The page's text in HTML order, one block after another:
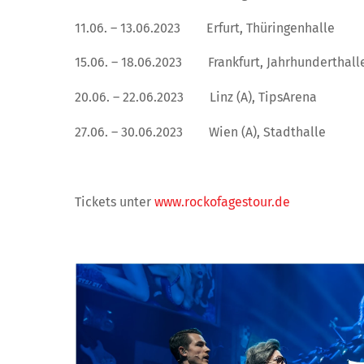
11.06. – 13.06.2023 Erfurt, Thüringenhalle
15.06. – 18.06.2023 Frankfurt,
20.06. – 22.06.2023 Linz (A), TipsArena
27.06. – 30.06.2023 Wien (A), Stadthalle
Tickets unter www.rockofagestour.de